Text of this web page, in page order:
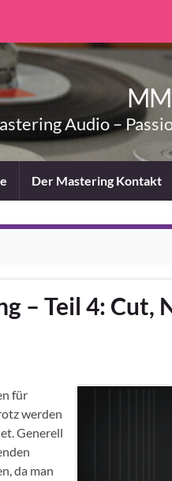
Audio –
Der Mastering Kontakt
– Teil 4: Cut,
für
werden
Generell
da man